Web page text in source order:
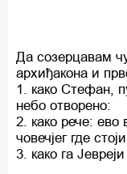
Да созерцавам
архиђакона и
1. како Стефан,
небо отворено:
2. како рече:
човечјег где
3. како га